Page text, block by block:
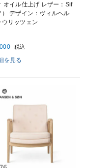
オイル仕上げ レザー：Sif
） デザイン：ヴィルヘル
ウリッツェン
税込
を見る